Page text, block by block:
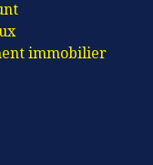
immobilier